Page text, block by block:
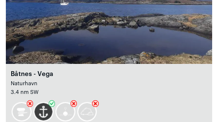
Båtnes - Vega
Naturhavn
3.4 nm SW